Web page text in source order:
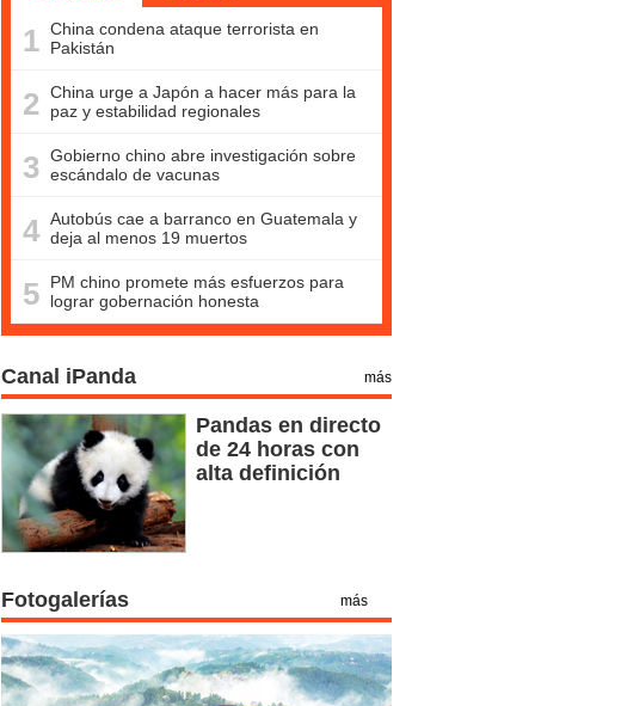
1 China condena ataque terrorista en
Pakistán
2 China urge a Japón a hacer más para la
paz y estabilidad regionales
3 Gobierno chino abre investigación sobre
escándalo de vacunas
4 Autobús cae a barranco en Guatemala y
deja al menos 19 muertos
5
PM chino promete más esfuerzos para
lograr gobernación honesta
Canal iPanda más
Pandas en directo
de 24 horas con
alta definición
Fotogalerías más